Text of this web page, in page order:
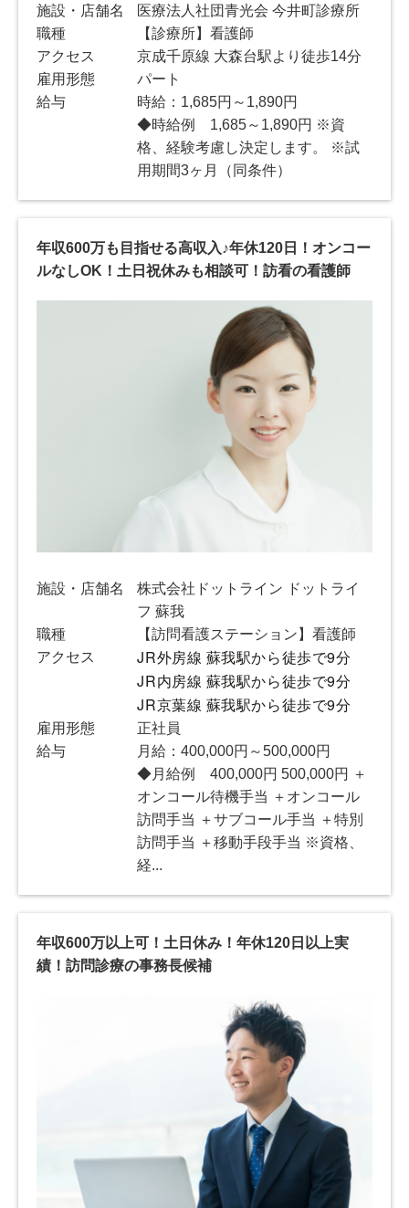
施設・店舗名
医療法人社団青光会 今井町診療所
職種
【診療所】看護師
アクセス
京成千原線 大森台駅より徒歩14分
雇用形態
パート
給与
時給：1,685円～1,890円
◆時給例 1,685～1,890円 ※資
格、経験考慮し決定します。 ※試
用期間3ヶ月（同条件）
年収600万も目指せる高収入♪年休120日！オンコー
ルなしOK！土日祝休みも相談可！訪看の看護師
施設・店舗名
株式会社ドットライン ドットライ
フ 蘇我
職種
【訪問看護ステーション】看護師
アクセス
JR外房線 蘇我駅から徒歩で9分
JR内房線 蘇我駅から徒歩で9分
JR京葉線 蘇我駅から徒歩で9分
雇用形態
正社員
給与
月給：400,000円～500,000円
◆月給例 400,000円 500,000円 ＋
オンコール待機手当 ＋オンコール
訪問手当 ＋サブコール手当 ＋特別
訪問手当 ＋移動手段手当 ※資格、
経...
年収600万以上可！土日休み！年休120日以上実
績！訪問診療の事務長候補